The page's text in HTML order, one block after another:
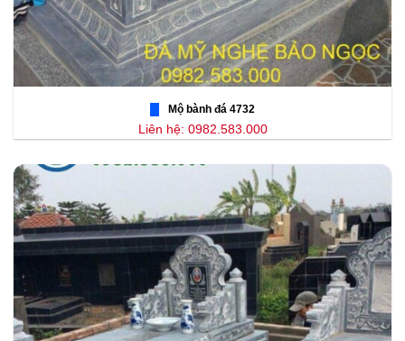
Mộ bành đá 4732
Liên hệ: 0982.583.000